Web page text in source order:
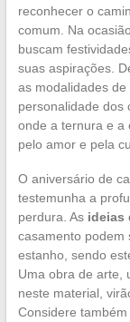
reconhecer o
comum. Na
buscam
suas aspirações.
as modalidades
personalidade dos
onde a ternura e a
pelo amor e pela
O aniversário de
testemunha a
perdura. As ideias
casamento podem
estanho, sendo
Uma obra de arte,
neste material,
Considere